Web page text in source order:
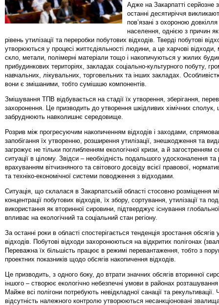
Адже на Закарпатті серйозне
останні десятиріччя
пов’язані з охороною
населення, однією з причин
рівень утилізації та переробки побутових відходів. Тверді побутові
утворюються у процесі життєдіяльності людини, а це харчові відходи,
скло, метали, полімерні матеріали тощо і накопичуються у жилих
прибудинкових територіях, закладах соціально-культурного побуту,
навчальних, лікувальних, торговельних та інших закладах.
вони є змішаними, тобто сумішшю компонентів.
Змішування ТПВ відбувається на стадії їх утворення, зберігання,
захоронення. Це призводить до утворення шкідливих хімічних сполук,
забруднюють навколишнє середовище.
Розрив між прогресуючим накопиченням відходів і заходами,
запобігання їх утворенню, розширення утилізації, знешкодження та
загрожує не тільки поглибленням екологічної кризи, а й загостренням
ситуації в цілому. Звідси – необхідність подальшого удосконалення та
врахуванням вітчизняного та світового досвіду всієї правової,
та техніко-економічної системи поводження з відходами.
Ситуація, що склалася в Закарпатській області стосовно розміщення
концентрації побутових відходів, їх збору, сортування, утилізації та
використання як вторинної сировини, підтверджує існування
впливає на екологічний та соціальний стан регіону.
За останні роки в області спостерігається тенденція зростання обсягів
відходів. Побутові відходи захоронюються на відкритих полігонах
Переважна їх більшість працює в режимі перевантаження, тобто з
проектних показників щодо обсягів накопичення відходів.
Це призводить, з одного боку, до втрати значних обсягів вторинної
іншого – створює екологічно небезпечні умови в районах
Майже всі полігони потребують невідкладної санації та рекультивації.
відсутність належного контролю утворюються несанкціоновані